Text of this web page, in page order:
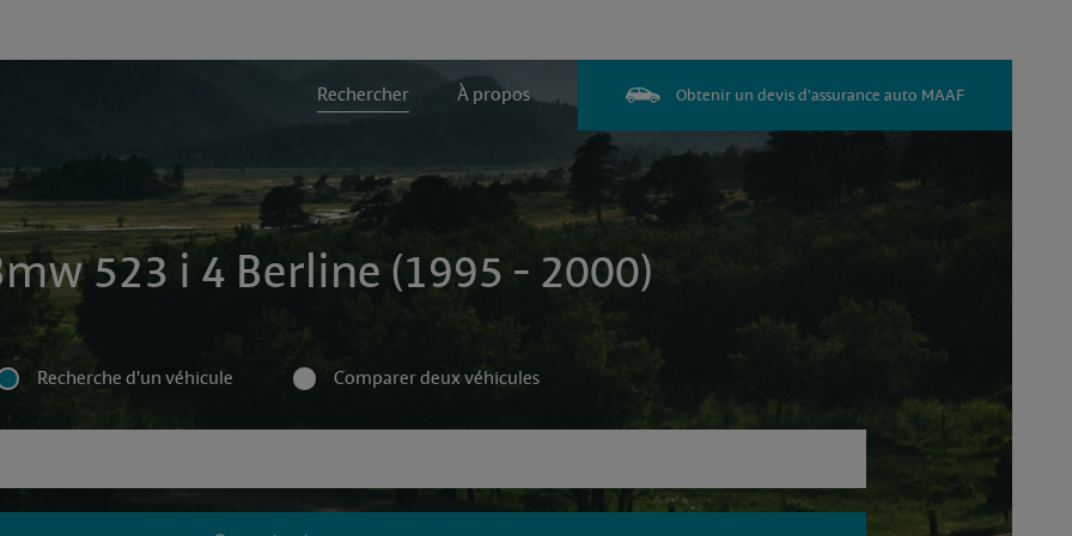
Rechercher À propos Obtenir un devis d'assurance auto MAAF
523 i 4 Berline (1995 - 2000)
Recherche d'un véhicule Comparer deux véhicules